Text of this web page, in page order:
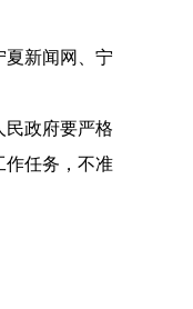
夏新闻网、宁
民政府要严格
作任务，不准